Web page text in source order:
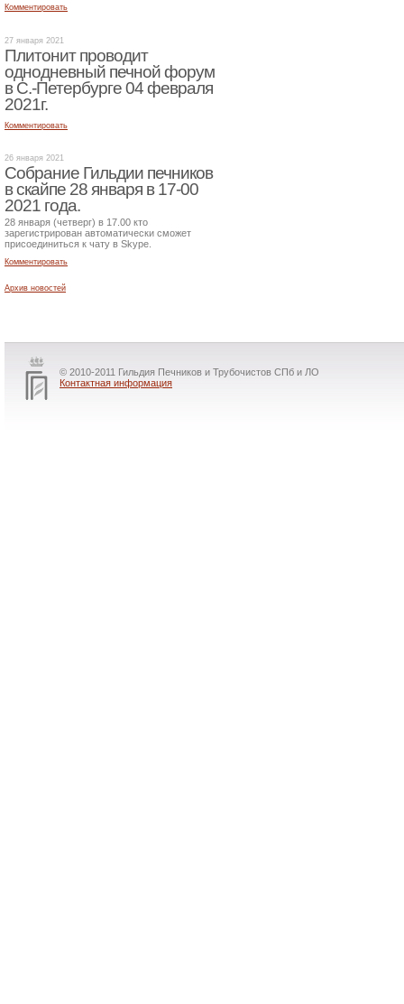
Комментировать
27 января 2021
Плитонит проводит
однодневный печной форум
в С.-Петербурге 04 февраля
2021г.
Комментировать
26 января 2021
Собрание Гильдии печников
в скайпе 28 января в 17-00
2021 года.
28 января (четверг) в 17.00 кто
зарегистрирован автоматически сможет
присоединиться к чату в Skype.
Комментировать
Архив новостей
© 2010-2011 Гильдия Печников и Трубочистов СПб и ЛО
Контактная информация